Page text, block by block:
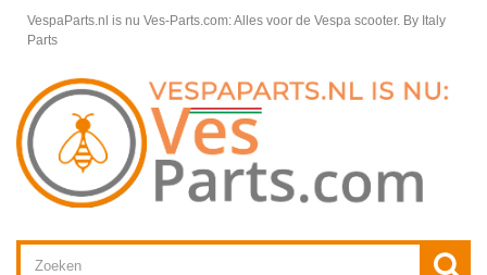
VespaParts.nl is nu Ves-Parts.com: Alles voor de Vespa scooter. By Italy
Parts